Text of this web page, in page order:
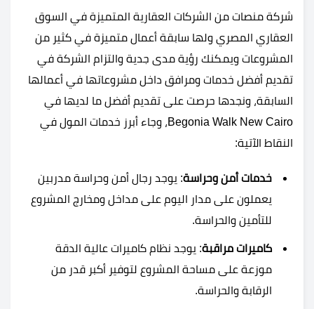
شركة منصات من الشركات العقارية المتميزة في السوق
العقاري المصري ولها سابقة أعمال متميزة في كثير من
المشروعات ويمكنك رؤية مدى جدية والتزام الشركة في
تقديم أفضل خدمات ومرافق داخل مشروعاتها في أعمالها
السابقة، ونجدها حرصت على تقديم أفضل ما لديها في
Begonia Walk New Cairo، وجاء أبرز خدمات المول في
النقاط الآتية:
خدمات أمن وحراسة: يوجد رجال أمن وحراسة مدربين
يعملون على مدار اليوم على مداخل ومخارج المشروع
للتأمين والحراسة.
كاميرات مراقبة: يوجد نظام كاميرات عالية الدقة
موزعة على مساحة المشروع لتوفير أكبر قدر من
الرقابة والحراسة.